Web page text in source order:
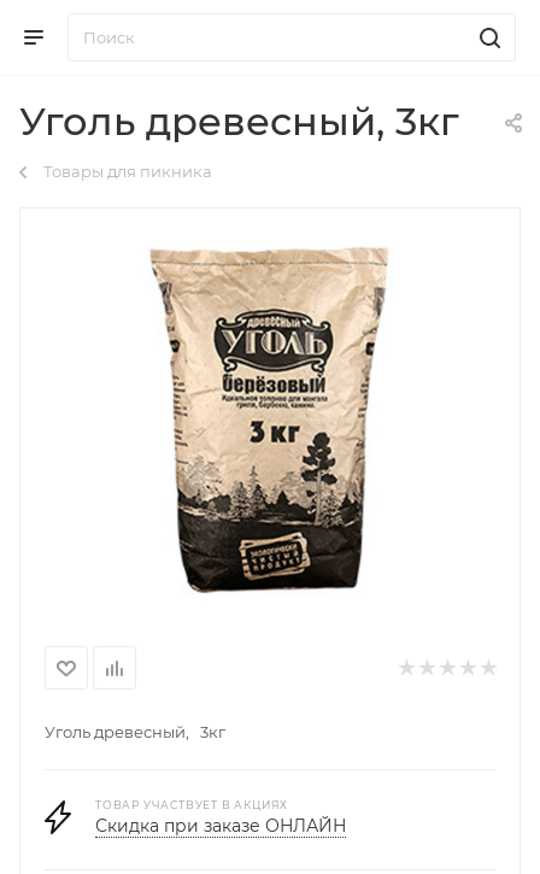
Уголь древесный, 3кг
Товары для пикника
Уголь древесный, 3кг
ТОВАР УЧАСТВУЕТ В АКЦИЯХ
Скидка при заказе ОНЛАЙН